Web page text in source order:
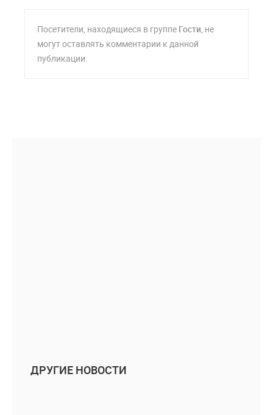
Посетители, находящиеся в группе Гости, не
могут оставлять комментарии к данной
публикации.
ДРУГИЕ НОВОСТИ